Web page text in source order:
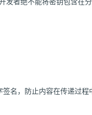
名，防止内容在传递过程